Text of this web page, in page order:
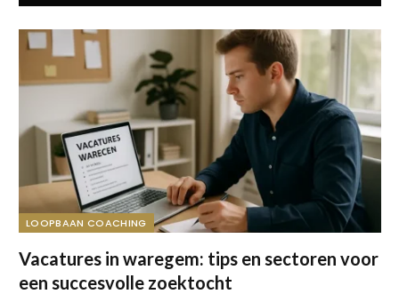
LOOPBAAN COACHING
Vacatures in waregem: tips en sectoren voor
een succesvolle zoektocht